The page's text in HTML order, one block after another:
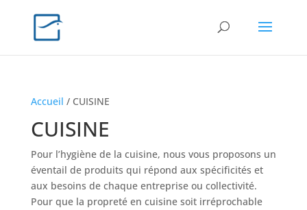
Accueil / CUISINE
CUISINE
Pour l’hygiène de la cuisine, nous vous proposons un
éventail de produits qui répond aux spécificités et
aux besoins de chaque entreprise ou collectivité.
Pour que la propreté en cuisine soit irréprochable